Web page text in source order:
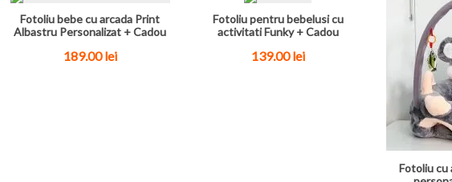
Fotoliu bebe cu arcada Print
Albastru Personalizat + Cadou
189.00 lei
Fotoliu pentru bebelusi cu
activitati Funky + Cadou
139.00 lei
Fotoliu cu